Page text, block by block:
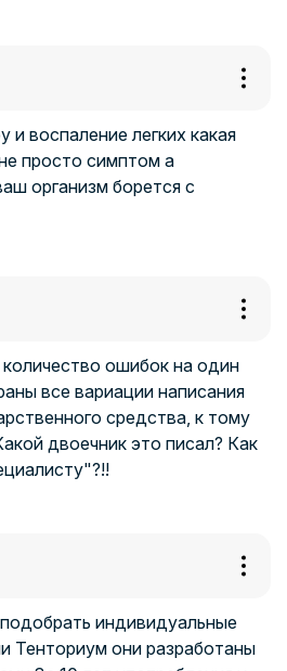
и воспаление легких какая
просто симптом а
организм борется с
ошибок на один
все вариации написания
средства, к тому
двоечник это писал? Как
индивидуальные
Тенториум они разработаны